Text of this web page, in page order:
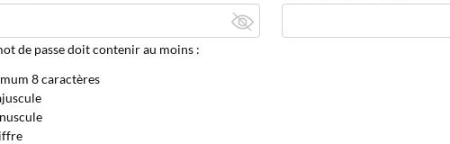
de passe doit contenir au moins :
8 caractères